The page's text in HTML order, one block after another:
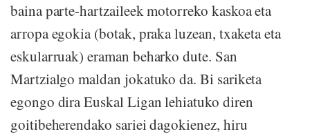
baina parte-hartzaileek motorreko kaskoa eta
arropa egokia (botak, praka luzean, txaketa eta
eskularruak) eraman beharko dute. San
Martzialgo maldan jokatuko da. Bi sariketa
egongo dira Euskal Ligan lehiatuko diren
goitibeherendako sariei dagokienez, hiru